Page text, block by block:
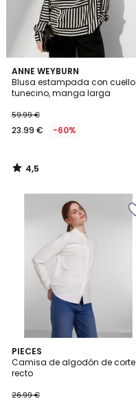
ANNE WEYBURN
Blusa estampada con cuello
tunecino, manga larga
59.99 €
23.99 € -60%
4,5
/ 5
4,5
/
PIECES
Camisa de algodón de corte
recto
26.99 €
4,6
/ 5